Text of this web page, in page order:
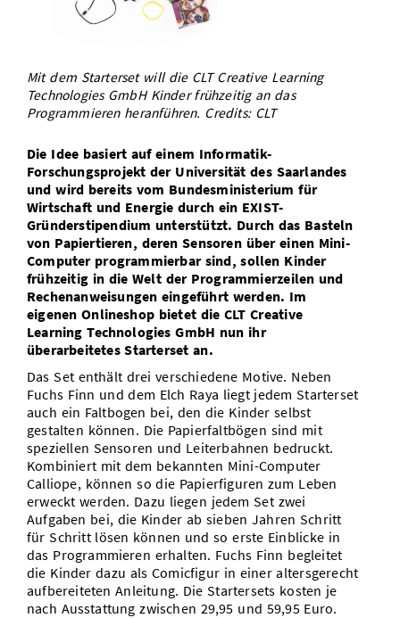
Vom Studium in den Beruf
Study Scheduler
Bibliothek
Start-ups
IT-Themenabend
Ranking
Preise, Auszeichnungen und Förderungen
Kontakt
SIC Merchandise
SIC Podcast
AnsprechpartnerInnen, Personen, Forschungsgruppen
Termine, Vorträge und Veranstaltungen
Alumni
Mit dem Starterset will die CLT Creative Learning
Technologies GmbH Kinder frühzeitig an das
Programmieren heranführen. Credits: CLT
Die Idee basiert auf einem Informatik-
Forschungsprojekt der Universität des Saarlandes
und wird bereits vom Bundesministerium für
Wirtschaft und Energie durch ein EXIST-
Gründerstipendium unterstützt. Durch das Basteln
von Papiertieren, deren Sensoren über einen Mini-
Computer programmierbar sind, sollen Kinder
frühzeitig in die Welt der Programmierzeilen und
Rechenanweisungen eingeführt werden. Im
eigenen Onlineshop bietet die CLT Creative
Learning Technologies GmbH nun ihr
überarbeitetes Starterset an.
Das Set enthält drei verschiedene Motive. Neben
Fuchs Finn und dem Elch Raya liegt jedem Starterset
auch ein Faltbogen bei, den die Kinder selbst
gestalten können. Die Papierfaltbögen sind mit
speziellen Sensoren und Leiterbahnen bedruckt.
Kombiniert mit dem bekannten Mini-Computer
Calliope, können so die Papierfiguren zum Leben
erweckt werden. Dazu liegen jedem Set zwei
Aufgaben bei, die Kinder ab sieben Jahren Schritt
für Schritt lösen können und so erste Einblicke in
das Programmieren erhalten. Fuchs Finn begleitet
die Kinder dazu als Comicfigur in einer altersgerecht
aufbereiteten Anleitung. Die Startersets kosten je
nach Ausstattung zwischen 29,95 und 59,95 Euro.